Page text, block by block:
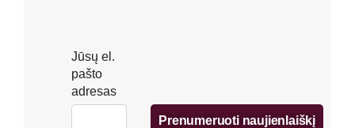
Jūsų el.
pašto
adresas
Prenumeruoti naujienlaiškį